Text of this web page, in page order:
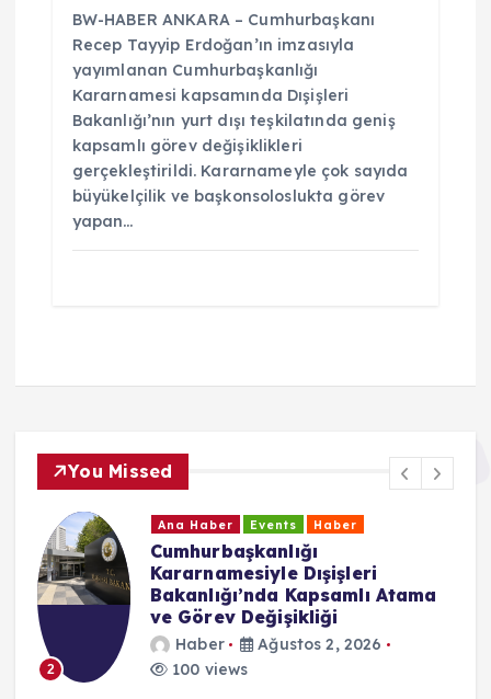
BW-HABER ANKARA – Cumhurbaşkanı
Recep Tayyip Erdoğan’ın imzasıyla
yayımlanan Cumhurbaşkanlığı
Kararnamesi kapsamında Dışişleri
Bakanlığı’nın yurt dışı teşkilatında geniş
kapsamlı görev değişiklikleri
gerçekleştirildi. Kararnameyle çok sayıda
büyükelçilik ve başkonsoloslukta görev
yapan…
You Missed
2
Ana Haber Events Haber
Cumhurbaşkanlığı
Kararnamesiyle Dışişleri
Bakanlığı’nda Kapsamlı Atama
ve Görev Değişikliği
Haber
Ağustos 2, 2026
100 views